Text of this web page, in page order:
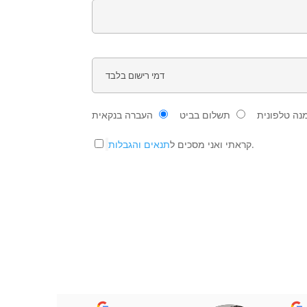
העברה בנקאית תשלום בביט טלפונית
קראתי ואני מסכים לתנאים והגבלות .